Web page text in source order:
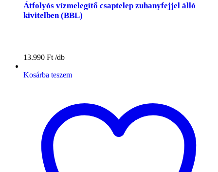
Átfolyós vízmelegítő csaptelep zuhanyfejjel álló
kivitelben (BBL)
13.990 Ft
Kosárba teszem